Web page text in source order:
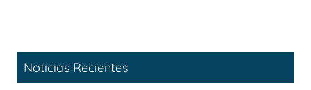
Noticias Recientes